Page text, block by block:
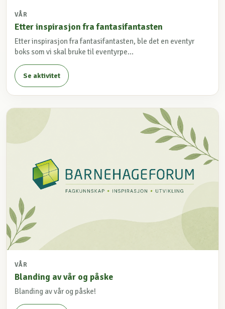
VÅR
Etter inspirasjon fra fantasifantasten
Etter inspirasjon fra fantasifantasten, ble det en eventyr
boks som vi skal bruke til eventyrpe...
Se aktivitet
VÅR
Blanding av vår og påske
Blanding av vår og påske!